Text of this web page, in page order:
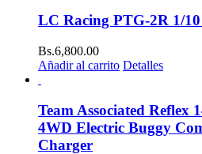
LC Racing PTG-2R 1/
Bs.6,800.00
Añadir al carrito Detalles
Team Associated Reflex
4WD Electric Buggy
Charger